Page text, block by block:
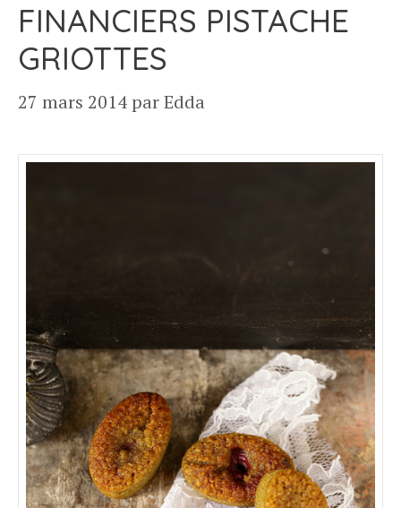
FINANCIERS PISTACHE
GRIOTTES
27 mars 2014 parEdda